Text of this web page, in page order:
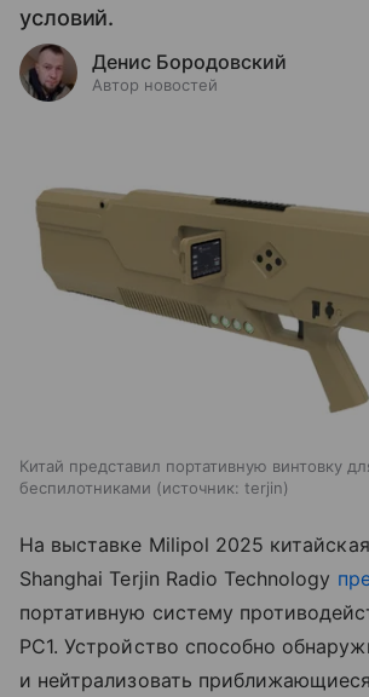
условий.
Денис Бородовский
Автор новостей
Китай представил портативную винтовку
беспилотниками
источник: terjin
На выставке Milipol 2025
Shanghai Terjin Radio Technology
портативную систему
PC1. Устройство способно
и нейтрализовать приближающиеся